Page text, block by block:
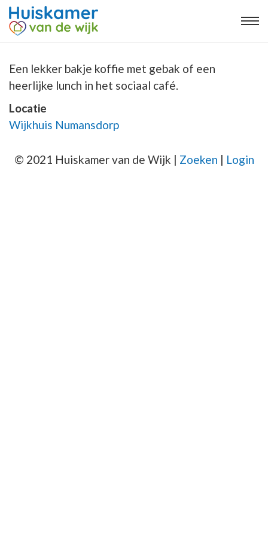
Een lekker bakje koffie met gebak of een
heerlijke lunch in het sociaal café.
Locatie
Wijkhuis Numansdorp
© 2021 Huiskamer van de Wijk | Zoeken | Login